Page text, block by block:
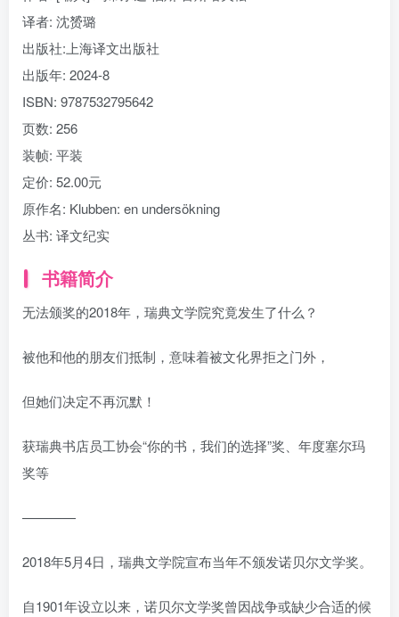
译者: 沈赟璐
出版社: 上海译文出版社
出版年: 2024-8
ISBN: 9787532795642
页数: 256
装帧: 平装
定价: 52.00元
原作名: Klubben: en undersökning
丛书: 译文纪实
书籍简介
无法颁奖的2018年，瑞典文学院究竟发生了什么？
被他和他的朋友们抵制，意味着被文化界拒之门外，
但她们决定不再沉默！
获瑞典书店员工协会“你的书，我们的选择”奖、年度塞尔玛
奖等
————
2018年5月4日，瑞典文学院宣布当年不颁发诺贝尔文学奖。
自1901年设立以来，诺贝尔文学奖曾因战争或缺少合适的候